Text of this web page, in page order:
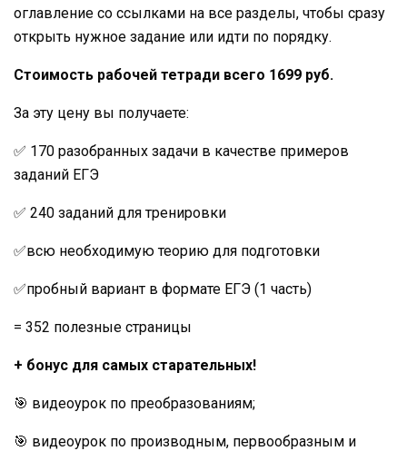
оглавление со ссылками на все разделы, чтобы сразу
открыть нужное задание или идти по порядку.‌
Стоимость рабочей тетради всего 1699 руб.
За эту цену вы получаете:
✅ 170 разобранных задачи в качестве примеров
заданий ЕГЭ
✅ 240 заданий для тренировки
✅всю необходимую теорию для подготовки
✅пробный вариант в формате ЕГЭ (1 часть)
= 352 полезные страницы
+ бонус для самых старательных!
🎯 видеоурок по преобразованиям;
🎯 видеоурок по производным, первообразным и